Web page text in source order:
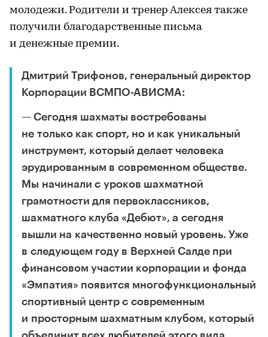
молодежи. Родители и тренер Алексея также
получили благодарственные письма
и денежные премии.
Дмитрий Трифонов, генеральный директор
Корпорации ВСМПО-АВИСМА:
— Сегодня шахматы востребованы
не только как спорт, но и как уникальный
инструмент, который делает человека
эрудированным в современном обществе.
Мы начинали с уроков шахматной
грамотности для первоклассников,
шахматного клуба «Дебют», а сегодня
вышли на качественно новый уровень. Уже
в следующем году в Верхней Салде при
финансовом участии корпорации и фонда
«Эмпатия» появится многофункциональный
спортивный центр с современным
и просторным шахматным клубом, который